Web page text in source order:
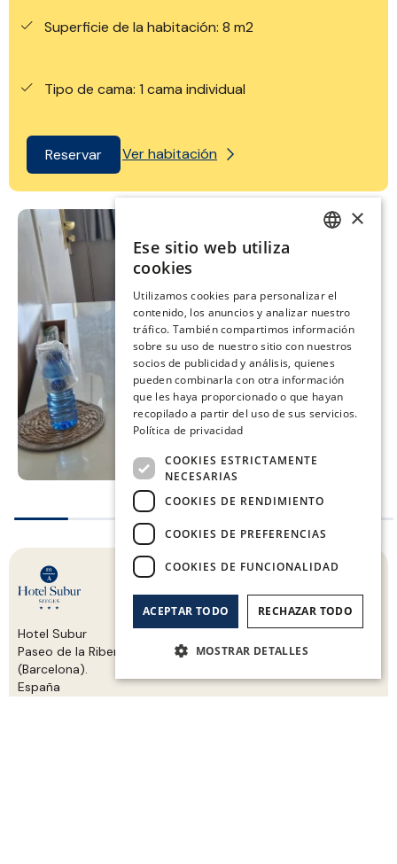
Superficie de la habitación: 8 m2
Tipo de cama: 1 cama individual
Reservar Ver habitación
Hotel Subur
Paseo de la Ribera s/n, esquina C/ de la Bassa Rodona Sitges
(Barcelona).
España
CATALAN
GERMAN
FRENCH
ITALIAN
×
Ese sitio web utiliza
cookies
Utilizamos cookies para personalizar el
contenido, los anuncios y analizar nuestro
tráfico. También compartimos información
sobre su uso de nuestro sitio con nuestros
socios de publicidad y análisis, quienes
pueden combinarla con otra información
que les haya proporcionado o que hayan
recopilado a partir del uso de sus servicios.
Política de privacidad
COOKIES ESTRICTAMENTE
NECESARIAS
COOKIES DE RENDIMIENTO
COOKIES DE PREFERENCIAS
COOKIES DE FUNCIONALIDAD
ACEPTAR TODO RECHAZAR TODO
MOSTRAR DETALLES